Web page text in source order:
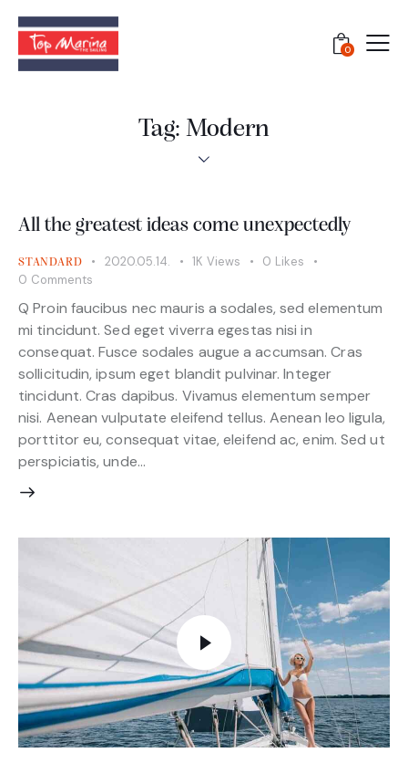
0
Tag: Modern
All the greatest ideas come unexpectedly
STANDARD 2020.05.14. 1K Views 0 Likes
0 Comments
Q Proin faucibus nec mauris a sodales, sed elementum
mi tincidunt. Sed eget viverra egestas nisi in
consequat. Fusce sodales augue a accumsan. Cras
sollicitudin, ipsum eget blandit pulvinar. Integer
tincidunt. Cras dapibus. Vivamus elementum semper
nisi. Aenean vulputate eleifend tellus. Aenean leo ligula,
porttitor eu, consequat vitae, eleifend ac, enim. Sed ut
perspiciatis, unde…